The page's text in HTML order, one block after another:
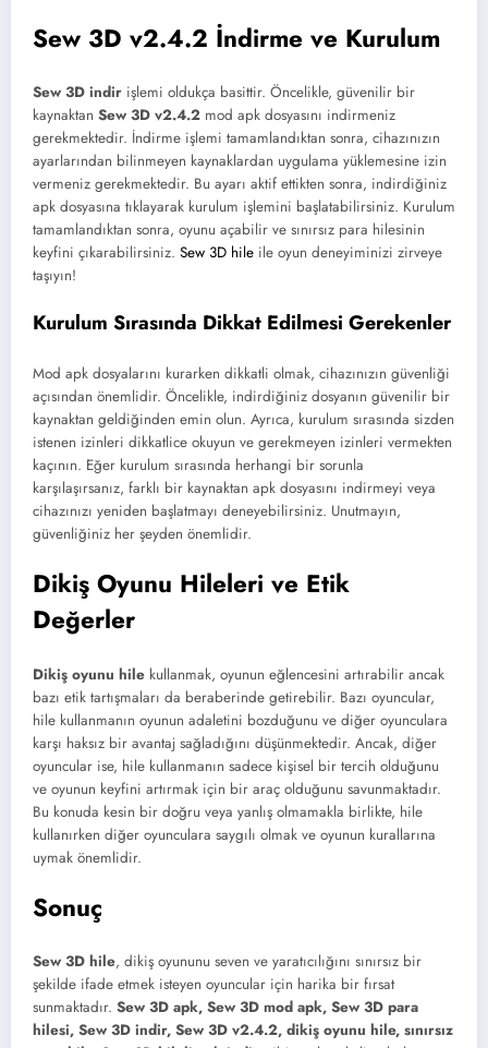
Sew 3D v2.4.2 İndirme ve Kurulum
Sew 3D indir işlemi oldukça basittir. Öncelikle, güvenilir bir
kaynaktan Sew 3D v2.4.2 mod apk dosyasını indirmeniz
gerekmektedir. İndirme işlemi tamamlandıktan sonra, cihazınızın
ayarlarından bilinmeyen kaynaklardan uygulama yüklemesine izin
vermeniz gerekmektedir. Bu ayarı aktif ettikten sonra, indirdiğiniz
apk dosyasına tıklayarak kurulum işlemini başlatabilirsiniz. Kurulum
tamamlandıktan sonra, oyunu açabilir ve sınırsız para hilesinin
keyfini çıkarabilirsiniz. Sew 3D hile ile oyun deneyiminizi zirveye
taşıyın!
Kurulum Sırasında Dikkat Edilmesi Gerekenler
Mod apk dosyalarını kurarken dikkatli olmak, cihazınızın güvenliği
açısından önemlidir. Öncelikle, indirdiğiniz dosyanın güvenilir bir
kaynaktan geldiğinden emin olun. Ayrıca, kurulum sırasında sizden
istenen izinleri dikkatlice okuyun ve gerekmeyen izinleri vermekten
kaçının. Eğer kurulum sırasında herhangi bir sorunla
karşılaşırsanız, farklı bir kaynaktan apk dosyasını indirmeyi veya
cihazınızı yeniden başlatmayı deneyebilirsiniz. Unutmayın,
güvenliğiniz her şeyden önemlidir.
Dikiş Oyunu Hileleri ve Etik
Değerler
Dikiş oyunu hile kullanmak, oyunun eğlencesini artırabilir ancak
bazı etik tartışmaları da beraberinde getirebilir. Bazı oyuncular,
hile kullanmanın oyunun adaletini bozduğunu ve diğer oyunculara
karşı haksız bir avantaj sağladığını düşünmektedir. Ancak, diğer
oyuncular ise, hile kullanmanın sadece kişisel bir tercih olduğunu
ve oyunun keyfini artırmak için bir araç olduğunu savunmaktadır.
Bu konuda kesin bir doğru veya yanlış olmamakla birlikte, hile
kullanırken diğer oyunculara saygılı olmak ve oyunun kurallarına
uymak önemlidir.
Sonuç
Sew 3D hile, dikiş oyununu seven ve yaratıcılığını sınırsız bir
şekilde ifade etmek isteyen oyuncular için harika bir fırsat
sunmaktadır. Sew 3D apk, Sew 3D mod apk, Sew 3D para
hilesi, Sew 3D indir, Sew 3D v2.4.2, dikiş oyunu hile, sınırsız